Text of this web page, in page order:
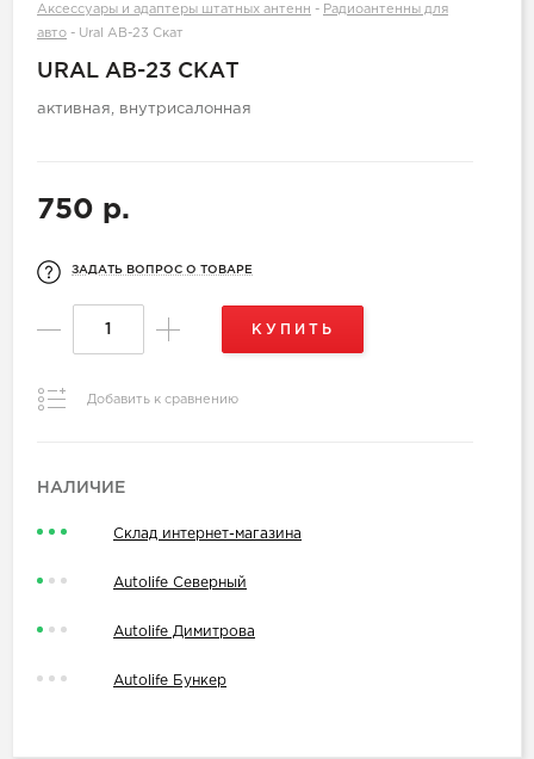
Аксессуары и адаптеры штатных антенн - Радиоантенны для
авто - Ural AB-23 Скат
URAL AB-23 СКАТ
активная, внутрисалонная
750 р.
ЗАДАТЬ ВОПРОС О ТОВАРЕ
КУПИТЬ
Добавить к сравнению
НАЛИЧИЕ
Склад интернет-магазина
Autolife Северный
Autolife Димитрова
Autolife Бункер